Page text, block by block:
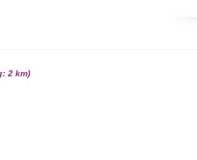
2 km)